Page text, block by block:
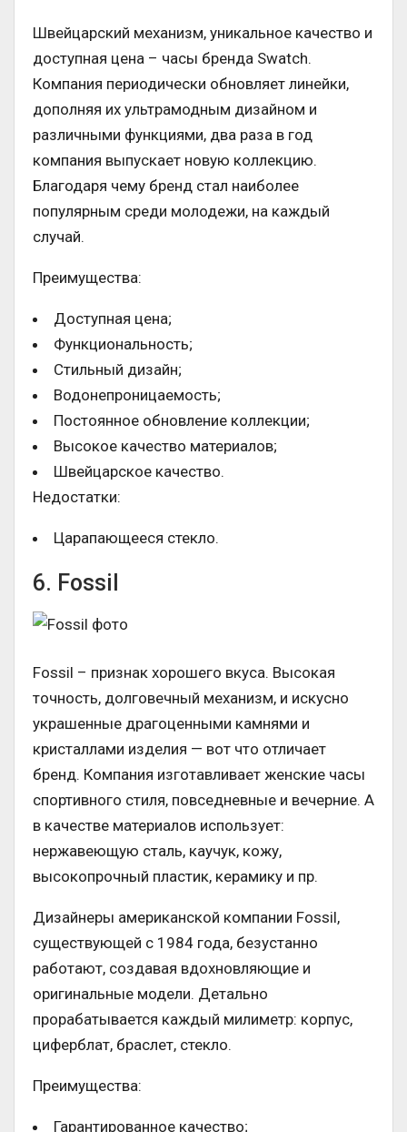
Швейцарский механизм, уникальное качество и
доступная цена – часы бренда Swatch.
Компания периодически обновляет линейки,
дополняя их ультрамодным дизайном и
различными функциями, два раза в год
компания выпускает новую коллекцию.
Благодаря чему бренд стал наиболее
популярным среди молодежи, на каждый
случай.
Преимущества:
Доступная цена;
Функциональность;
Стильный дизайн;
Водонепроницаемость;
Постоянное обновление коллекции;
Высокое качество материалов;
Швейцарское качество.
Недостатки:
Царапающееся стекло.
6. Fossil
Fossil – признак хорошего вкуса. Высокая
точность, долговечный механизм, и искусно
украшенные драгоценными камнями и
кристаллами изделия — вот что отличает
бренд. Компания изготавливает женские часы
спортивного стиля, повседневные и вечерние. А
в качестве материалов использует:
нержавеющую сталь, каучук, кожу,
высокопрочный пластик, керамику и пр.
Дизайнеры американской компании Fossil,
существующей с 1984 года, безустанно
работают, создавая вдохновляющие и
оригинальные модели. Детально
прорабатывается каждый милиметр: корпус,
циферблат, браслет, стекло.
Преимущества:
Гарантированное качество;